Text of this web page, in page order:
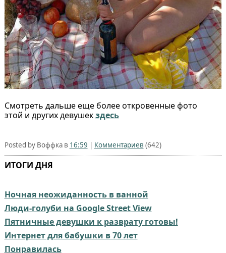
Смотреть дальше еще более откровенные фото
этой и других девушекздесь
Posted by Воффка в 16:59 | Комментариев (642)
ИТОГИ ДНЯ
Ночная неожиданность в ванной
Люди-голуби на Google Street View
Пятничные девушки к разврату готовы!
Интернет для бабушки в 70 лет
Понравилась